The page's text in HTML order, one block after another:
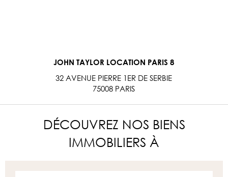
JOHN TAYLOR LOCATION PARIS 8
32 AVENUE PIERRE 1ER DE SERBIE
75008 PARIS
DÉCOUVREZ NOS BIENS
IMMOBILIERS À